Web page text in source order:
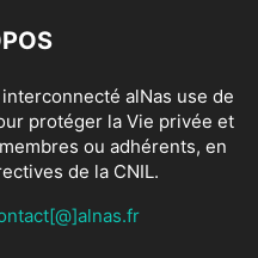
alNas use de
protéger la Vie privée et
ou adhérents, en
de la CNIL.